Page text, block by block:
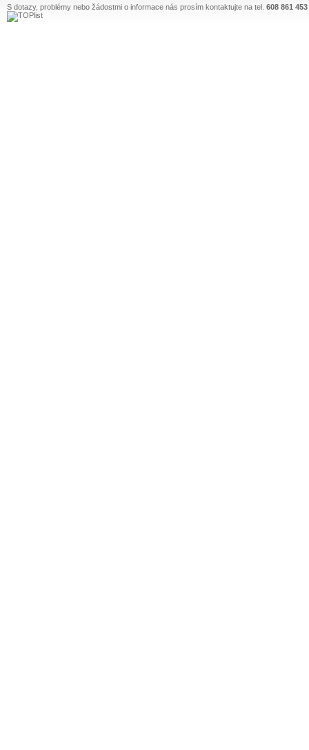
S dotazy, problémy nebo žádostmi o informace nás prosím kontaktujte na tel. 608 861 453